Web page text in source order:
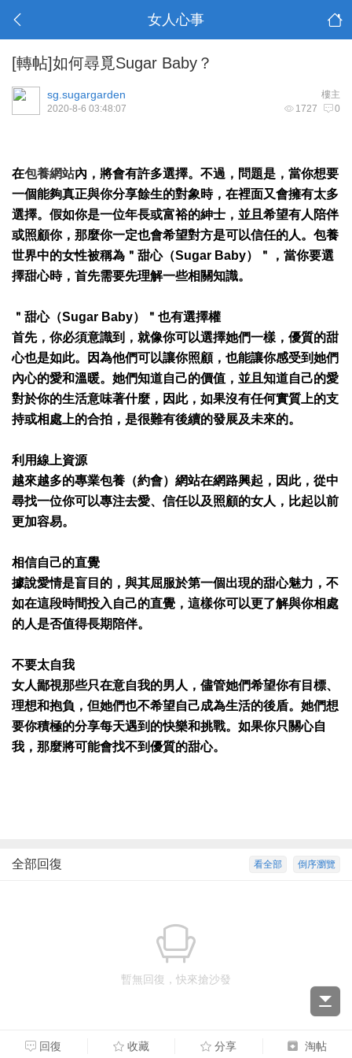
女人心事
[轉帖]如何尋覓Sugar Baby？
樓主
sg.sugargarden
1727 0
2020-8-6 03:48:07
在包養網站內，將會有許多選擇。不過，問題是，當你想要
一個能夠真正與你分享餘生的對象時，在裡面又會擁有太多
選擇。假如你是一位年長或富裕的紳士，並且希望有人陪伴
或照顧你，那麼你一定也會希望對方是可以信任的人。包養
世界中的女性被稱為＂甜心（Sugar Baby）＂，當你要選
擇甜心時，首先需要先理解一些相關知識。
＂甜心（Sugar Baby）＂也有選擇權
首先，你必須意識到，就像你可以選擇她們一樣，優質的甜
心也是如此。因為他們可以讓你照顧，也能讓你感受到她們
內心的愛和溫暖。她們知道自己的價值，並且知道自己的愛
對於你的生活意味著什麼，因此，如果沒有任何實質上的支
持或相處上的合拍，是很難有後續的發展及未來的。
利用線上資源
越來越多的專業包養（約會）網站在網路興起，因此，從中
尋找一位你可以專注去愛、信任以及照顧的女人，比起以前
更加容易。
相信自己的直覺
據說愛情是盲目的，與其屈服於第一個出現的甜心魅力，不
如在這段時間投入自己的直覺，這樣你可以更了解與你相處
的人是否值得長期陪伴。
不要太自我
女人鄙視那些只在意自我的男人，儘管她們希望你有目標、
理想和抱負，但她們也不希望自己成為生活的後盾。她們想
要你積極的分享每天遇到的快樂和挑戰。如果你只關心自
我，那麼將可能會找不到優質的甜心。
倒序瀏覽
看全部
全部回復
暫無回復，快來搶沙發
回復 收藏 分享 淘帖